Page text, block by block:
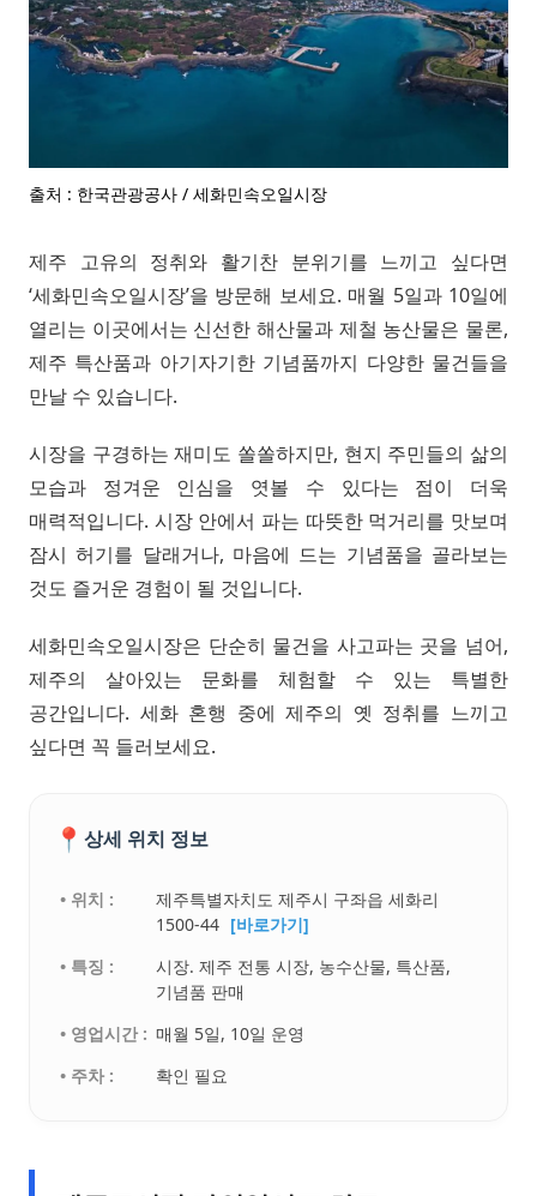
출처 : 한국관광공사 / 세화민속오일시장
제주 고유의 정취와 활기찬 분위기를 느끼고 싶다면
‘세화민속오일시장’을 방문해 보세요. 매월 5일과 10일에
열리는 이곳에서는 신선한 해산물과 제철 농산물은 물론,
제주 특산품과 아기자기한 기념품까지 다양한 물건들을
만날 수 있습니다.
시장을 구경하는 재미도 쏠쏠하지만, 현지 주민들의 삶의
모습과 정겨운 인심을 엿볼 수 있다는 점이 더욱
매력적입니다. 시장 안에서 파는 따뜻한 먹거리를 맛보며
잠시 허기를 달래거나, 마음에 드는 기념품을 골라보는
것도 즐거운 경험이 될 것입니다.
세화민속오일시장은 단순히 물건을 사고파는 곳을 넘어,
제주의 살아있는 문화를 체험할 수 있는 특별한
공간입니다. 세화 혼행 중에 제주의 옛 정취를 느끼고
싶다면 꼭 들러보세요.
📍 상세 위치 정보
• 위치 :
제주특별자치도 제주시 구좌읍 세화리
1500-44 [바로가기]
• 특징 :
시장. 제주 전통 시장, 농수산물, 특산품,
기념품 판매
• 영업시간 : 매월 5일, 10일 운영
• 주차 :
확인 필요